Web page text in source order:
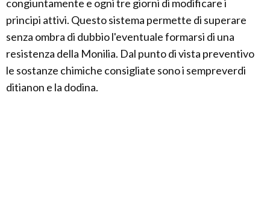
congiuntamente e ogni tre giorni di modificare i
principi attivi. Questo sistema permette di superare
senza ombra di dubbio l'eventuale formarsi di una
resistenza della Monilia. Dal punto di vista preventivo
le sostanze chimiche consigliate sono i sempreverdi
ditianon e la dodina.